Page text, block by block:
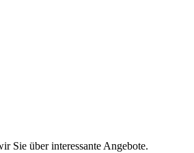
Sie über interessante Angebote.